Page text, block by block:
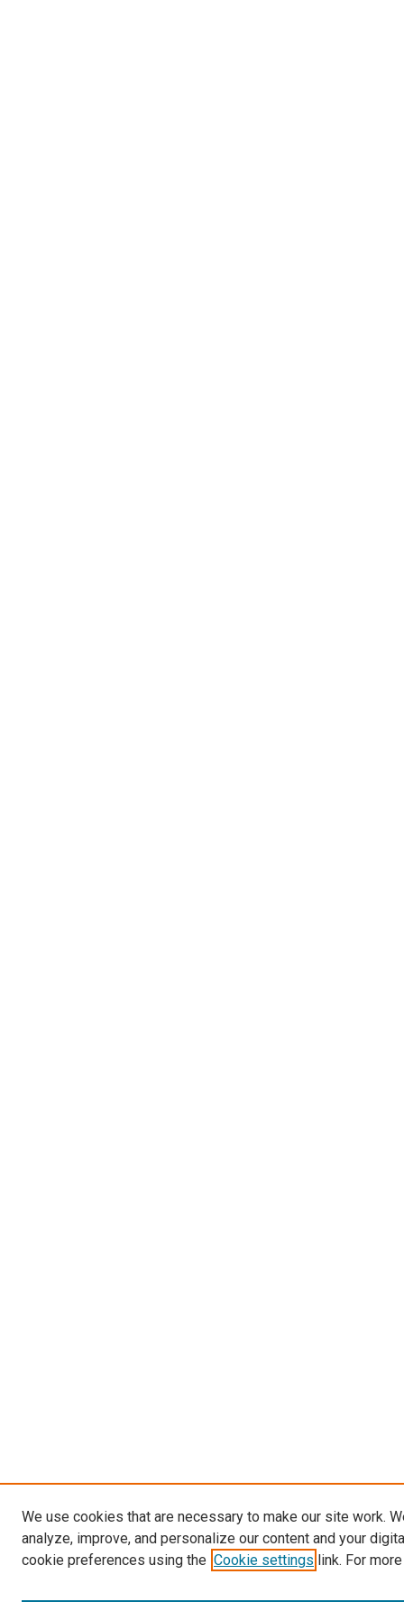
We use cookies that are necessary to make our site work.
analyze, improve, and personalize our content and your
cookie preferences using the Cookie settings link. For